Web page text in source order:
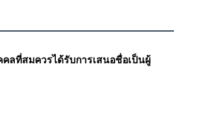
ลที่สมควรได้รับการเสนอชื่อเป็นผู้